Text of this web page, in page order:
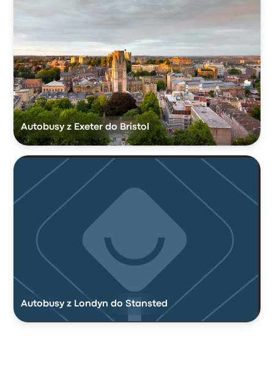
Autobusy z Exeter do Bristol
Autobusy z Londyn do Stansted